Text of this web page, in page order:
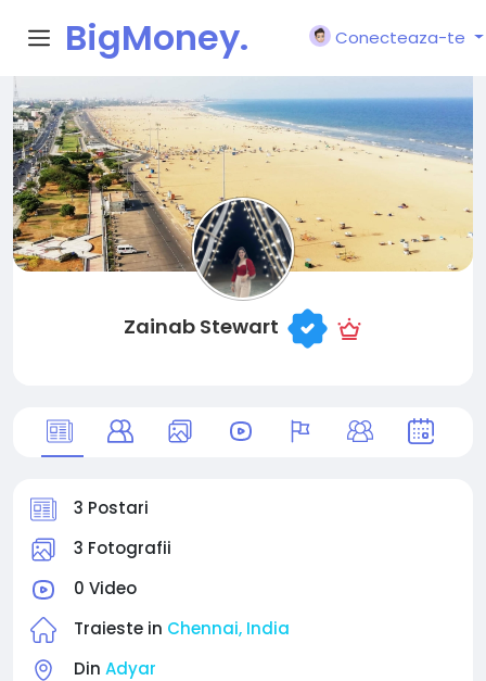
BigMoney.
VIP
Conecteaza-te
Zainab Stewart
3 Postari
3 Fotografii
0 Video
Traieste in Chennai, India
Din Adyar